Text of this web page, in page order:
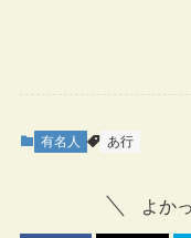
有名人 あ行
よか